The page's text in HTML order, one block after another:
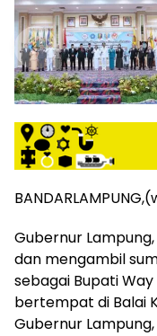
desain
Koran
dan
media
siber
eksklusif,
bergaya
trendi,
mengandung
unsur
edukasi,
gaya
hidup,
hiburan,
bebas
dari
Gubernur
dan mengambil
sebagai Bupati Way
bertempat di Balai
Gubernur